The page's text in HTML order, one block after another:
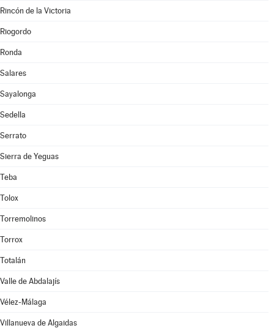
Rincón de la Victoria
Riogordo
Ronda
Salares
Sayalonga
Sedella
Serrato
Sierra de Yeguas
Teba
Tolox
Torremolinos
Torrox
Totalán
Valle de Abdalajís
Vélez-Málaga
Villanueva de Algaidas